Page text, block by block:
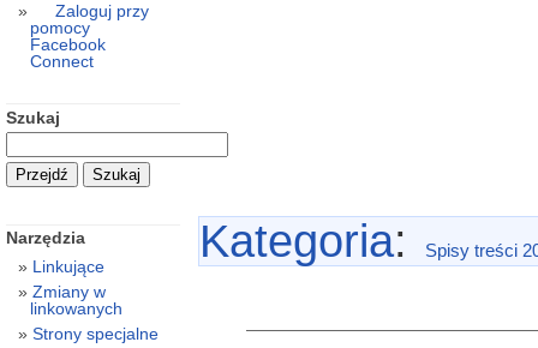
Kategoria: Spisy treści
Zaloguj przy
pomocy
Facebook
Connect
Szukaj
Narzędzia
Linkujące
Zmiany w
linkowanych
Strony specjalne